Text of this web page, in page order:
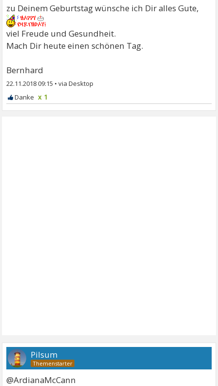
zu Deinem Geburtstag wünsche ich Dir alles Gute,
viel Freude und Gesundheit.
Mach Dir heute einen schönen Tag.
Bernhard
22.11.2018 09:15 •
x 1
Pilsum
@ArdianaMcCann